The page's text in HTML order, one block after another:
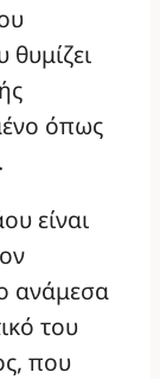
όπως
είναι
ανάμεσα
του
που